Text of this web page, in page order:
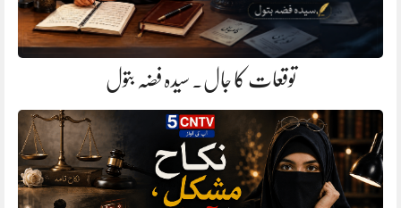
توقعات کا جال. سیدہ فضہ بتول